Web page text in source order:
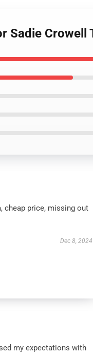
Sadie Crowell
cheap price, missing out
Dec 8, 2024
my expectations with